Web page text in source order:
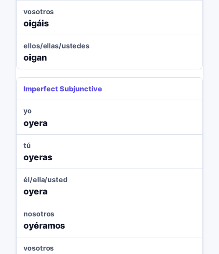
vosotros
oigáis
ellos/ellas/ustedes
oigan
Imperfect Subjunctive
yo
oyera
tú
oyeras
él/ella/usted
oyera
nosotros
oyéramos
vosotros